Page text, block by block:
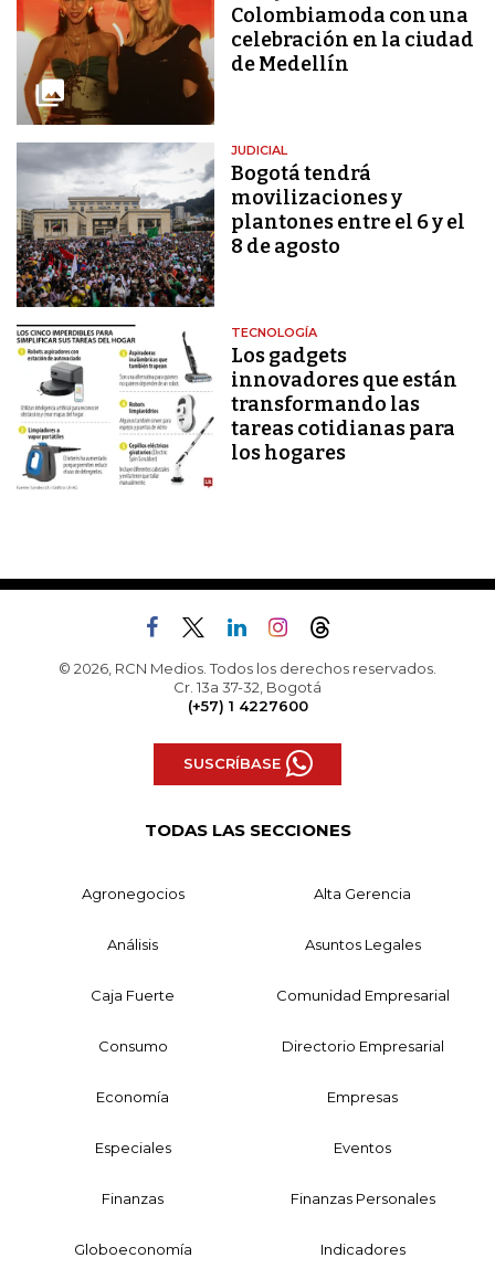
Colombiamoda con una
celebración en la ciudad
de Medellín
JUDICIAL
Bogotá tendrá
movilizaciones y
plantones entre el 6 y el
8 de agosto
TECNOLOGÍA
Los gadgets
innovadores que están
transformando las
tareas cotidianas para
los hogares
© 2026, RCN Medios. Todos los derechos reservados.
Cr. 13a 37-32, Bogotá
(+57) 1 4227600
SUSCRÍBASE
TODAS LAS SECCIONES
Agronegocios Alta Gerencia
Análisis Asuntos Legales
Caja Fuerte Comunidad Empresarial
Consumo Directorio Empresarial
Economía Empresas
Especiales Eventos
Finanzas Finanzas Personales
Globoeconomía Indicadores